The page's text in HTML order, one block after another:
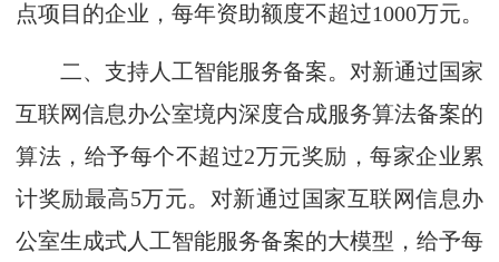
点项目的企业，每年资助额度不超过1000万元。
二、支持人工智能服务备案。对新通过国家
互联网信息办公室境内深度合成服务算法备案的
算法，给予每个不超过2万元奖励，每家企业累
计奖励最高5万元。对新通过国家互联网信息办
公室生成式人工智能服务备案的大模型 ，给予每